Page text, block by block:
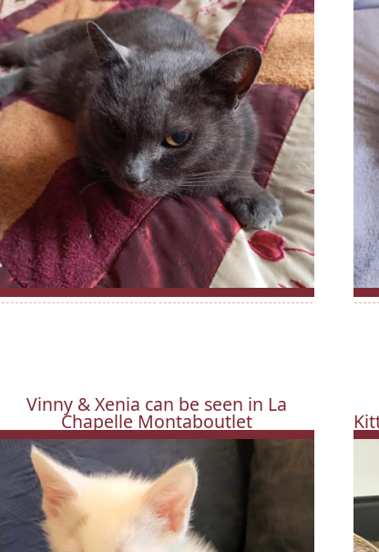
Vinny & Xenia can be seen in La
Chapelle Montaboutlet